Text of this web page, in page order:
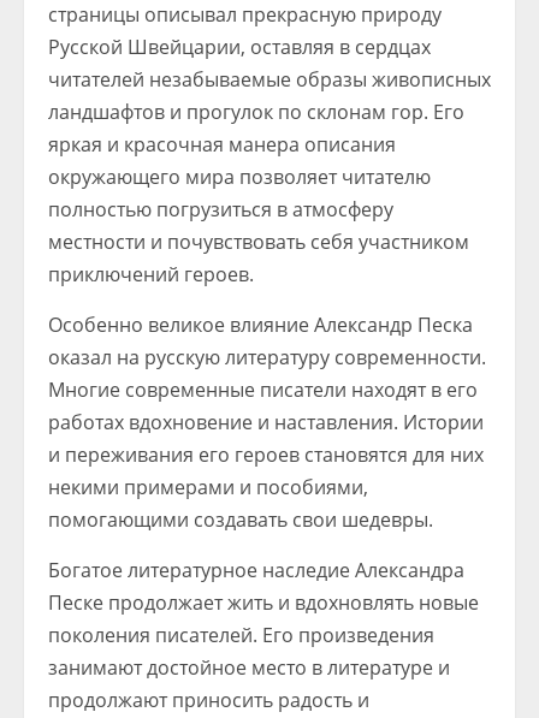
страницы описывал прекрасную природу
Русской Швейцарии, оставляя в сердцах
читателей незабываемые образы живописных
ландшафтов и прогулок по склонам гор. Его
яркая и красочная манера описания
окружающего мира позволяет читателю
полностью погрузиться в атмосферу
местности и почувствовать себя участником
приключений героев.
Особенно великое влияние Александр Песка
оказал на русскую литературу современности.
Многие современные писатели находят в его
работах вдохновение и наставления. Истории
и переживания его героев становятся для них
некими примерами и пособиями,
помогающими создавать свои шедевры.
Богатое литературное наследие Александра
Песке продолжает жить и вдохновлять новые
поколения писателей. Его произведения
занимают достойное место в литературе и
продолжают приносить радость и